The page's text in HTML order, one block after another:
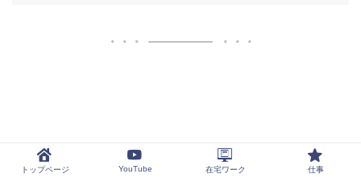
トップページ YouTube 在宅ワーク 仕事